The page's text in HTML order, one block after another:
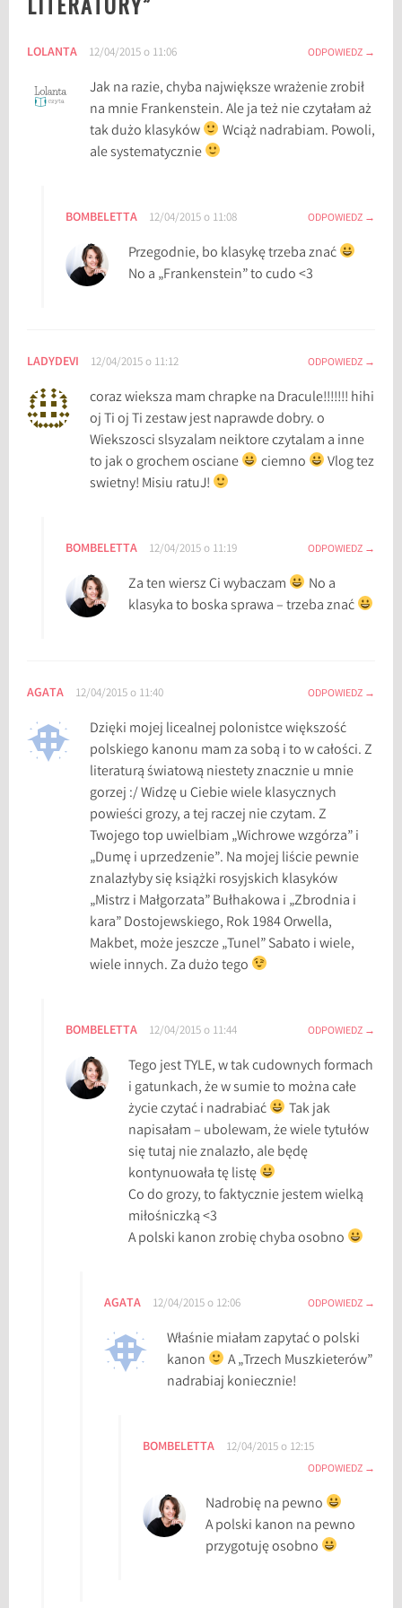
a
t
u
r
k
a
s
l
t
e
a
,
l
r
t
u
r
a
ś
w
i
a
t
o
w
a
O
1
5
LOLANTA 12/04/2015 o 11:06 ODPOWIEDZ
Jak na razie, chyba największe wrażenie zrobił
na mnie Frankenstein. Ale ja też nie czytałam aż
tak dużo klasyków
Wciąż nadrabiam. Powoli,
ale systematycznie
BOMBELETTA 12/04/2015 o 11:08 ODPOWIEDZ
Przegodnie, bo klasykę trzeba znać
No a „Frankenstein” to cudo <3
LADYDEVI 12/04/2015 o 11:12 ODPOWIEDZ
coraz wieksza mam chrapke na Dracule!!!!!!! hihi
oj Ti oj Ti zestaw jest naprawde dobry. o
Wiekszosci slsyzalam neiktore czytalam a inne
to jak o grochem osciane
ciemno
Vlog tez
swietny! Misiu ratuJ!
BOMBELETTA 12/04/2015 o 11:19 ODPOWIEDZ
Za ten wiersz Ci wybaczam
No a
klasyka to boska sprawa – trzeba znać
AGATA 12/04/2015 o 11:40 ODPOWIEDZ
Dzięki mojej licealnej polonistce większość
polskiego kanonu mam za sobą i to w całości. Z
literaturą światową niestety znacznie u mnie
gorzej :/ Widzę u Ciebie wiele klasycznych
powieści grozy, a tej raczej nie czytam. Z
Twojego top uwielbiam „Wichrowe wzgórza” i
„Dumę i uprzedzenie”. Na mojej liście pewnie
znalazłyby się książki rosyjskich klasyków
„Mistrz i Małgorzata” Bułhakowa i „Zbrodnia i
kara” Dostojewskiego, Rok 1984 Orwella,
Makbet, może jeszcze „Tunel” Sabato i wiele,
wiele innych. Za dużo tego
BOMBELETTA 12/04/2015 o 11:44 ODPOWIEDZ
Tego jest TYLE, w tak cudownych formach
i gatunkach, że w sumie to można całe
życie czytać i nadrabiać
Tak jak
napisałam – ubolewam, że wiele tytułów
się tutaj nie znalazło, ale będę
kontynuowała tę listę
Co do grozy, to faktycznie jestem wielką
miłośniczką <3
A polski kanon zrobię chyba osobno
AGATA 12/04/2015 o 12:06 ODPOWIEDZ
Właśnie miałam zapytać o polski
kanon
A „Trzech Muszkieterów”
nadrabiaj koniecznie!
BOMBELETTA 12/04/2015 o 12:15
ODPOWIEDZ
Nadrobię na pewno
A polski kanon na pewno
przygotuję osobno